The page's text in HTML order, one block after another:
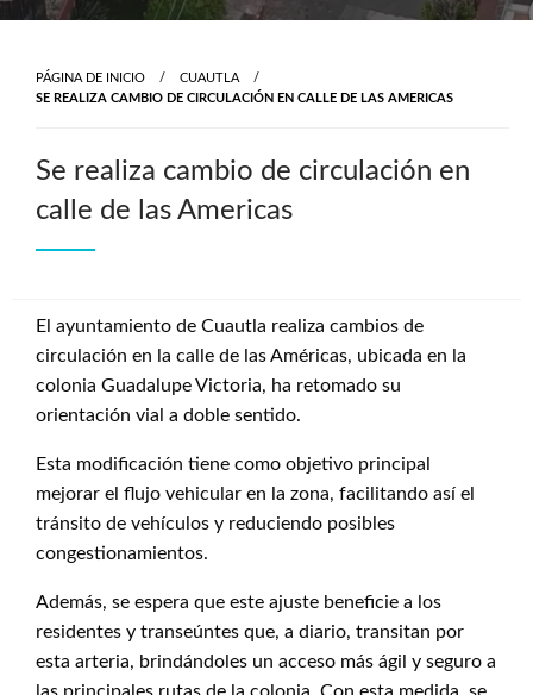
PÁGINA DE INICIO
CUAUTLA
SE REALIZA CAMBIO DE CIRCULACIÓN EN CALLE DE LAS AMERICAS
Se realiza cambio de circulación en
calle de las Americas
El ayuntamiento de Cuautla realiza cambios de
circulación en la calle de las Américas, ubicada en la
colonia Guadalupe Victoria, ha retomado su
orientación vial a doble sentido.
Esta modificación tiene como objetivo principal
mejorar el flujo vehicular en la zona, facilitando así el
tránsito de vehículos y reduciendo posibles
congestionamientos.
Además, se espera que este ajuste beneficie a los
residentes y transeúntes que, a diario, transitan por
esta arteria, brindándoles un acceso más ágil y seguro a
las principales rutas de la colonia. Con esta medida, se